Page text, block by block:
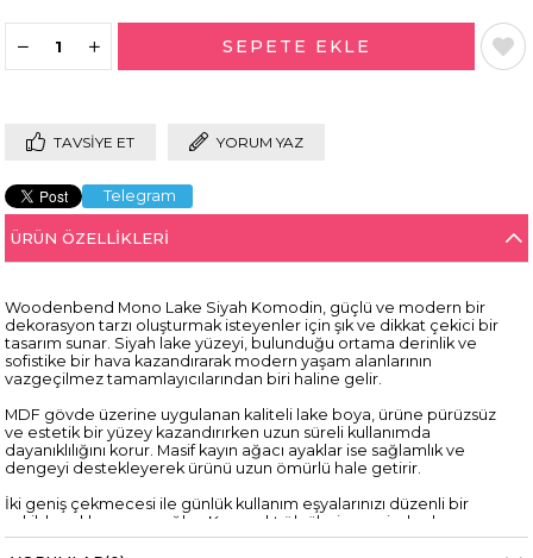
TAVSIYE ET YORUM YAZ
Telegram
ÜRÜN ÖZELLIKLERI
Woodenbend Mono Lake Siyah Komodin, güçlü ve modern bir
dekorasyon tarzı oluşturmak isteyenler için şık ve dikkat çekici bir
tasarım sunar. Siyah lake yüzeyi, bulunduğu ortama derinlik ve
sofistike bir hava kazandırarak modern yaşam alanlarının
vazgeçilmez tamamlayıcılarından biri haline gelir.
MDF gövde üzerine uygulanan kaliteli lake boya, ürüne pürüzsüz
ve estetik bir yüzey kazandırırken uzun süreli kullanımda
dayanıklılığını korur. Masif kayın ağacı ayaklar ise sağlamlık ve
dengeyi destekleyerek ürünü uzun ömürlü hale getirir.
İki geniş çekmecesi ile günlük kullanım eşyalarınızı düzenli bir
şekilde saklamanızı sağlar. Kompakt ölçüleri sayesinde dar
alanlarda bile etkili kullanım sunar. Yatak odasında komodin,